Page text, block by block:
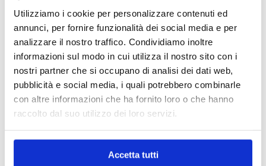
Utilizziamo i cookie per personalizzare contenuti ed
annunci, per fornire funzionalità dei social media e per
analizzare il nostro traffico. Condividiamo inoltre
informazioni sul modo in cui utilizza il nostro sito con i
nostri partner che si occupano di analisi dei dati web,
pubblicità e social media, i quali potrebbero combinarle
con altre informazioni che ha fornito loro o che hanno
raccolto dal suo utilizzo dei loro servizi.
Accetta tutti
MAPPA DEL CENTRO
Trova in un attimo il punto vendita che ti interessa!